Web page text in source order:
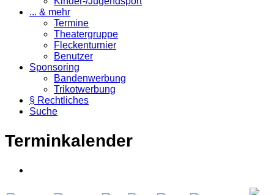
... & mehr
Termine
Theatergruppe
Fleckenturnier
Benutzer
Sponsoring
Bandenwerbung
Trikotwerbung
§ Rechtliches
Suche
Terminkalender